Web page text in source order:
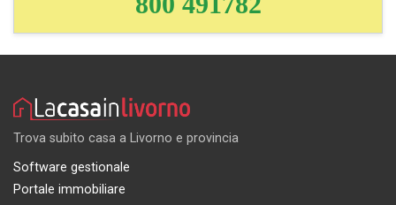
Trova subito casa a Livorno e provincia
Software gestionale
Portale immobiliare